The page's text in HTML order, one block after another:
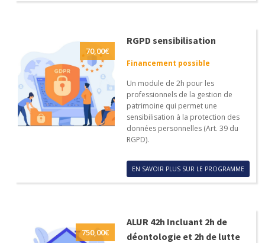
70,00€
RGPD sensibilisation
Financement possible
Un module de 2h pour les
professionnels de la gestion de
patrimoine qui permet une
sensibilisation à la protection des
données personnelles (Art. 39 du
RGPD).
EN SAVOIR PLUS SUR LE PROGRAMME
750,00€
ALUR 42h Incluant 2h de
déontologie et 2h de lutte